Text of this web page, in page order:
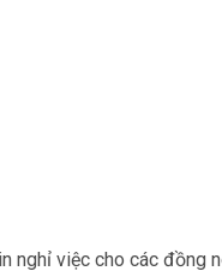
nghỉ việc cho các đồng